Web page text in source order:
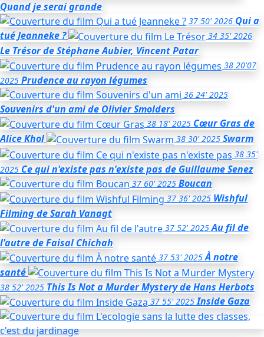
Quand je serai grande
37 50' 2026 Qui a
tué Jeanneke ?
34 35' 2026
Le Trésorde Stéphane Aubier, Vincent Patar
38 20'07
2025 Prudence au rayon légumes
36 24' 2025
Souvenirs d'un amide Olivier Smolders
38 18' 2025 Cœur Gras de
Alice Khol
38 30' 2025 Swarm
38 35'
2025 Ce qui n'existe pas n'existe pas de Guillaume Senez
37 60' 2025 Boucan
37 36' 2025 Wishful
Filmingde Sarah Vanagt
37 52' 2025 Au fil de
l'autrede Faisal Chichah
37 53' 2025 À notre
santé
38 52' 2025 This Is Not a Murder Mysteryde Hans Herbots
37 55' 2025 Inside Gaza